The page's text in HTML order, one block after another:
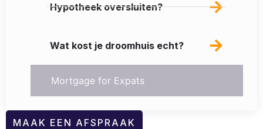
Mortgage for Expats
Hypotheek oversluiten?
Wat kost je droomhuis echt?
MAAK EEN AFSPRAAK